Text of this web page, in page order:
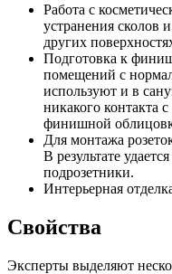
Работа с
устранения сколов
других
Подготовка к
помещений с
используют и в
никакого контакта
финишной
Для монтажа
В результате
подрозетники.
Интерьерная
Свойства
Эксперты выделяют